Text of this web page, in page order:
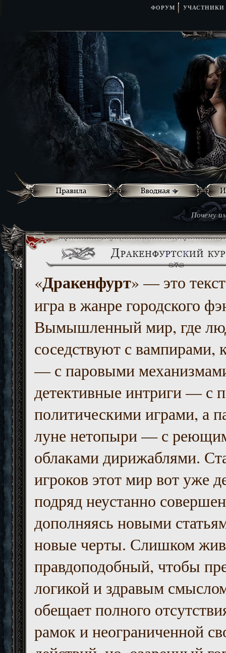
ФОРУМ УЧАСТНИКИ
Почему
«Дракенфурт» — это
игра в жанре городского
Вымышленный мир, где
соседствуют с вампирами,
— с паровыми
детективные интриги — с
политическими играми, а
луне нетопыри — с
облаками дирижаблями.
игроков этот мир вот уже
подряд неустанно
дополняясь новыми
новые черты. Слишком
правдоподобный, чтобы
логикой и здравым
обещает полного
рамок и неограниченной